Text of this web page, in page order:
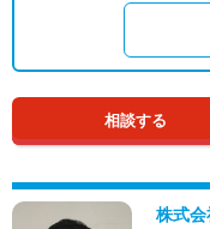
相談する
株式